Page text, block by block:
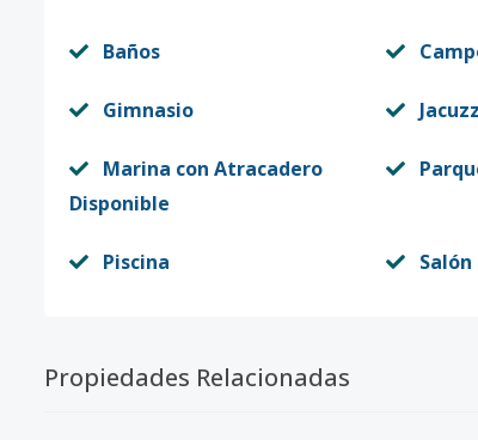
Baños
Gimnasio
Marina con Atracadero
Disponible
Piscina
Propiedades Relacionadas